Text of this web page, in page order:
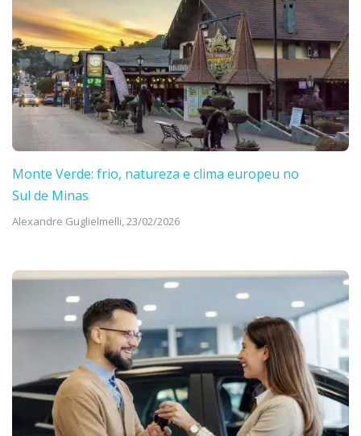
Monte Verde: frio, natureza e clima europeu no
Sul de Minas
Alexandre Guglielmelli, 23/02/2026